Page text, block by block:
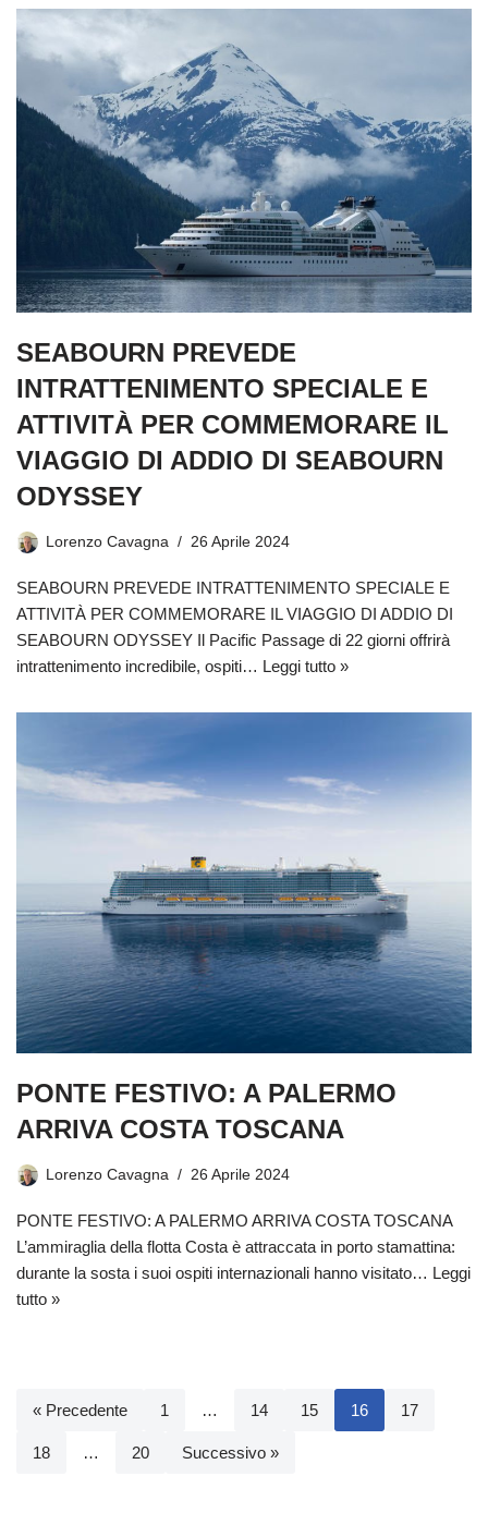
SEABOURN PREVEDE
INTRATTENIMENTO SPECIALE E
ATTIVITÀ PER COMMEMORARE IL
VIAGGIO DI ADDIO DI SEABOURN
ODYSSEY
Lorenzo Cavagna 26 Aprile 2024
SEABOURN PREVEDE INTRATTENIMENTO SPECIALE E
ATTIVITÀ PER COMMEMORARE IL VIAGGIO DI ADDIO DI
SEABOURN ODYSSEY Il Pacific Passage di 22 giorni offrirà
intrattenimento incredibile, ospiti… Leggi tutto »
PONTE FESTIVO: A PALERMO
ARRIVA COSTA TOSCANA
Lorenzo Cavagna 26 Aprile 2024
PONTE FESTIVO: A PALERMO ARRIVA COSTA TOSCANA
L’ammiraglia della flotta Costa è attraccata in porto stamattina:
durante la sosta i suoi ospiti internazionali hanno visitato… Leggi
tutto »
« Precedente 1 … 14 15 16 17
18 … 20 Successivo »